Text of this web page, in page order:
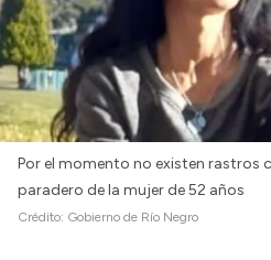
Por el momento no existen rastros
paradero de la mujer de 52 años
Crédito: Gobierno de Río Negro